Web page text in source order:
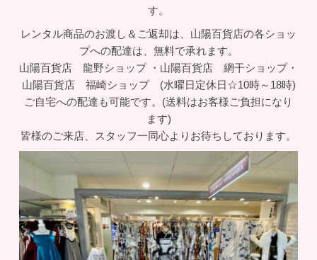
す。
レンタル商品のお渡し＆ご返却は、山陽百貨店の各ショッ
プへの配達は、無料で承れます。
山陽百貨店 龍野ショップ ・山陽百貨店 網干ショップ・
山陽百貨店 福崎ショップ (水曜日定休日☆10時～18時)
ご自宅への配達も可能です。(送料はお客様ご負担になり
ます)
皆様のご来店、スタッフ一同心よりお待ちしております。